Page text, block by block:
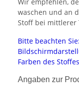
waschen und an
Stoff bei mittlerer
Bitte beachten
Farben des
Angaben zur